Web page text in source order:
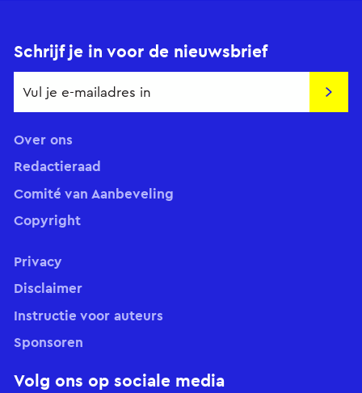
Schrijf je in voor de nieuwsbrief
Over ons
Redactieraad
Comité van Aanbeveling
Copyright
Volg ons op sociale media
Privacy
Disclaimer
Instructie voor auteurs
Sponsoren